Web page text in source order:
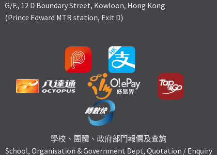
G/F., 12 D Boundary Street, Kowloon, Hong Kong
(Prince Edward MTR station, Exit D)
學校、團體、政府部門報價及查詢
School, Organisation & Government Dept, Quotation / Enquiry